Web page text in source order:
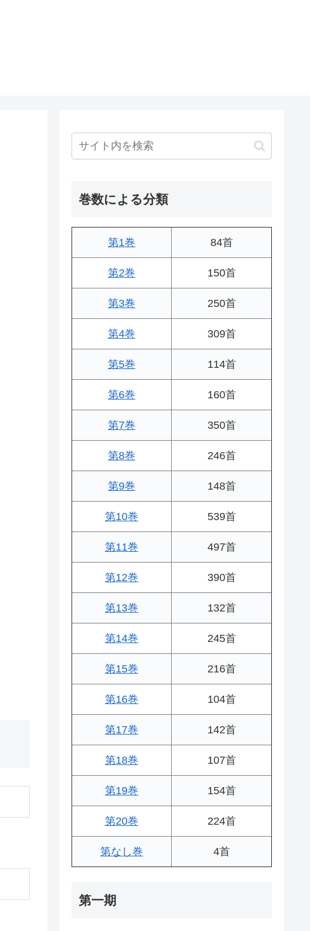
巻数による分類
第1巻 84首
第2巻 150首
第3巻 250首
第4巻 309首
第5巻 114首
第6巻 160首
第7巻 350首
第8巻 246首
第9巻 148首
第10巻 539首
第11巻 497首
第12巻 390首
第13巻 132首
第14巻 245首
第15巻 216首
第16巻 104首
第17巻 142首
第18巻 107首
第19巻 154首
第20巻 224首
第なし巻 4首
第一期